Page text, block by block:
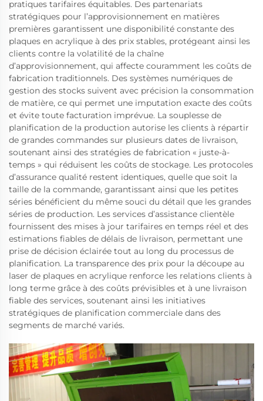
pratiques tarifaires équitables. Des partenariats
stratégiques pour l’approvisionnement en matières
premières garantissent une disponibilité constante des
plaques en acrylique à des prix stables, protégeant ainsi les
clients contre la volatilité de la chaîne
d’approvisionnement, qui affecte couramment les coûts de
fabrication traditionnels. Des systèmes numériques de
gestion des stocks suivent avec précision la consommation
de matière, ce qui permet une imputation exacte des coûts
et évite toute facturation imprévue. La souplesse de
planification de la production autorise les clients à répartir
de grandes commandes sur plusieurs dates de livraison,
soutenant ainsi des stratégies de fabrication « juste-à-
temps » qui réduisent les coûts de stockage. Les protocoles
d’assurance qualité restent identiques, quelle que soit la
taille de la commande, garantissant ainsi que les petites
séries bénéficient du même souci du détail que les grandes
séries de production. Les services d’assistance clientèle
fournissent des mises à jour tarifaires en temps réel et des
estimations fiables de délais de livraison, permettant une
prise de décision éclairée tout au long du processus de
planification. La transparence des prix pour la découpe au
laser de plaques en acrylique renforce les relations clients à
long terme grâce à des coûts prévisibles et à une livraison
fiable des services, soutenant ainsi les initiatives
stratégiques de planification commerciale dans des
segments de marché variés.